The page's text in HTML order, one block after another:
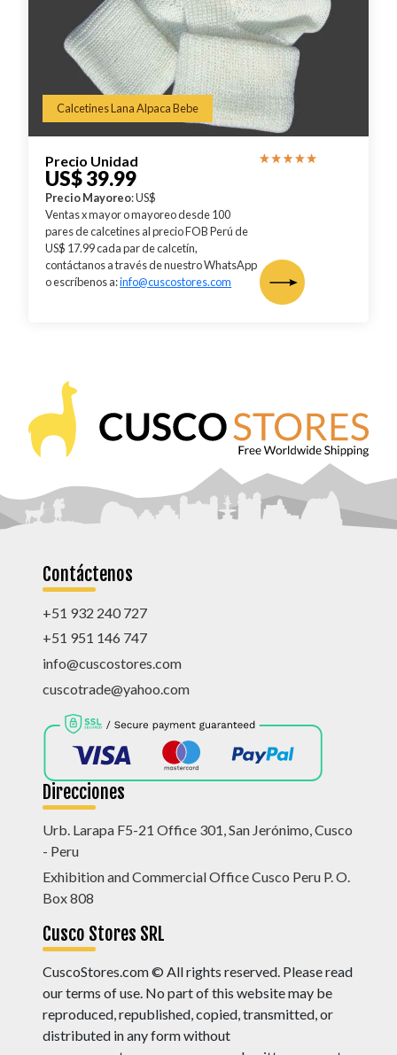
Calcetines Lana Alpaca Bebe
Precio Unidad
US$ 39.99
Precio Mayoreo: US$
Ventas x mayor o mayoreo desde 100
pares de calcetines al precio FOB Perú de
US$ 17.99 cada par de calcetín,
contáctanos a través de nuestro WhatsApp
o escríbenos a:info@cuscostores.com
Contáctenos
+51 932 240 727
+51 951 146 747
info@cuscostores.com
cuscotrade@yahoo.com
Direcciones
Urb. Larapa F5-21 Office 301, San Jerónimo, Cusco
- Peru
Exhibition and Commercial Office Cusco Peru P. O.
Box 808
Cusco Stores SRL
CuscoStores.com © All rights reserved. Please read
our terms of use. No part of this website may be
reproduced, republished, copied, transmitted, or
distributed in any form without